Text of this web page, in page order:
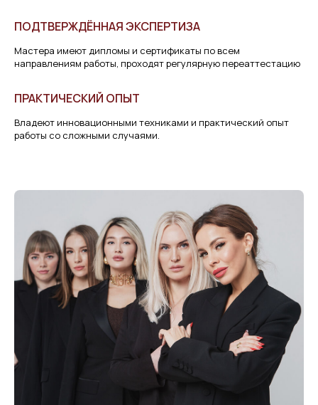
ПОДТВЕРЖДЁННАЯ ЭКСПЕРТИЗА
Мастера имеют дипломы и сертификаты по всем
направлениям работы, проходят регулярную переаттестацию
ПРАКТИЧЕСКИЙ ОПЫТ
Владеют инновационными техниками и практический опыт
работы со сложными случаями.